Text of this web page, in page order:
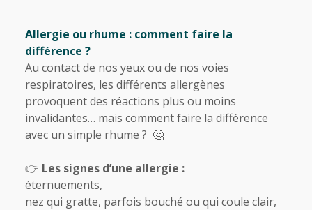
Allergie ou rhume : comment faire la
différence ?
Au contact de nos yeux ou de nos voies
respiratoires, les différents allergènes
provoquent des réactions plus ou moins
invalidantes… mais comment faire la différence
avec un simple rhume ? 🤔
👉 Les signes d’une allergie :
éternuements,
nez qui gratte, parfois bouché ou qui coule clair,